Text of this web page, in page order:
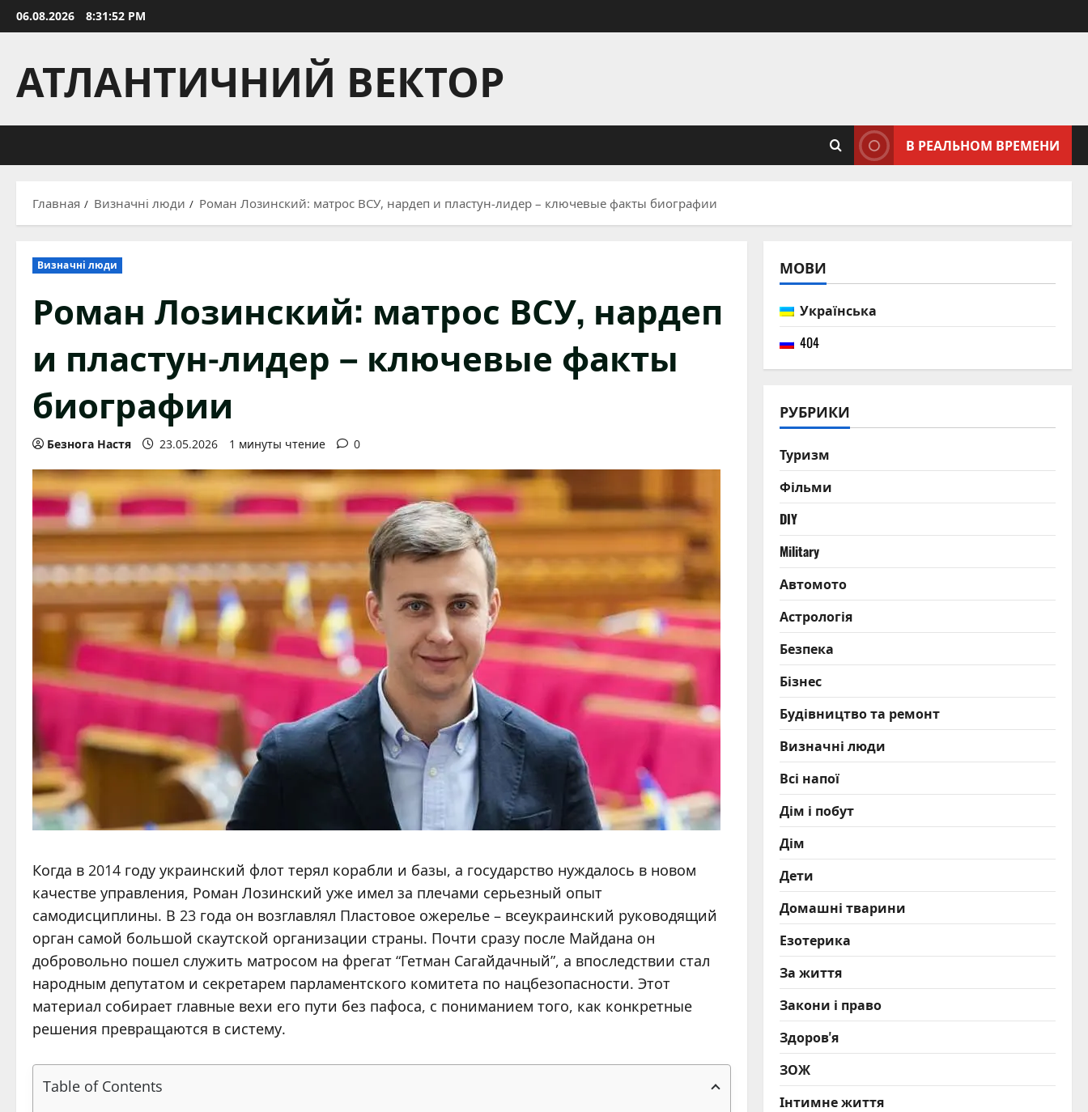
Перейти
к
06.08.2026 8:31:53 PM
АТЛАНТИЧНИЙ ВЕКТОР
В РЕАЛЬНОМ ВРЕМЕНИ
Главная Визначні люди Роман Лозинский: матрос ВСУ, нардеп и пластун-лидер – ключевые факты биографии
Визначні люди
Роман Лозинский: матрос ВСУ, нардеп
и пластун-лидер – ключевые факты
биографии
Безнога Настя 23.05.2026 1 минуты чтение 0
Когда в 2014 году украинский флот терял корабли и базы, а государство нуждалось в новом
качестве управления, Роман Лозинский уже имел за плечами серьезный опыт
самодисциплины. В 23 года он возглавлял Пластовое ожерелье – всеукраинский руководящий
орган самой большой скаутской организации страны. Почти сразу после Майдана он
добровольно пошел служить матросом на фрегат “Гетман Сагайдачный”, а впоследствии стал
народным депутатом и секретарем парламентского комитета по нацбезопасности. Этот
материал собирает главные вехи его пути без пафоса, с пониманием того, как конкретные
решения превращаются в систему.
Table of Contents
МОВИ
Українська
404
РУБРИКИ
Туризм
Фільми
DIY
Military
Автомото
Астрологія
Безпека
Бізнес
Будівництво та ремонт
Визначні люди
Всі напої
Дім і побут
Дім
Дети
Домашні тварини
Езотерика
За життя
Закони і право
Здоров'я
ЗОЖ
Інтимне життя